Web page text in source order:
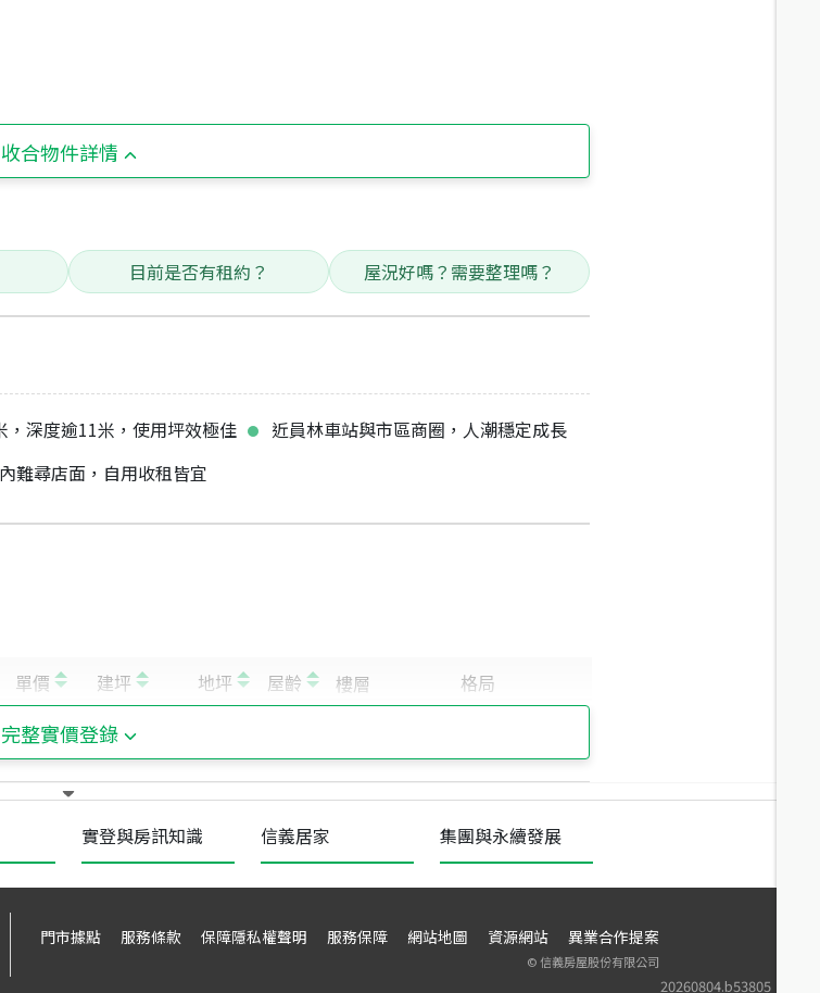
收合物件詳情
目前是否有租約？ 屋況好嗎？需要整理嗎？
，深度逾11米，使用坪效極佳
近員林車站與市區商圈，人潮穩定成長
難尋店面，自用收租皆宜
完整實價登錄
實登與房訊知識 信義居家 集團與永續發展
20260804.b53805
門市據點 服務條款 保障隱私權聲明 服務保障 網站地圖 資源網站 異業合作提案
©信義房屋股份有限公司